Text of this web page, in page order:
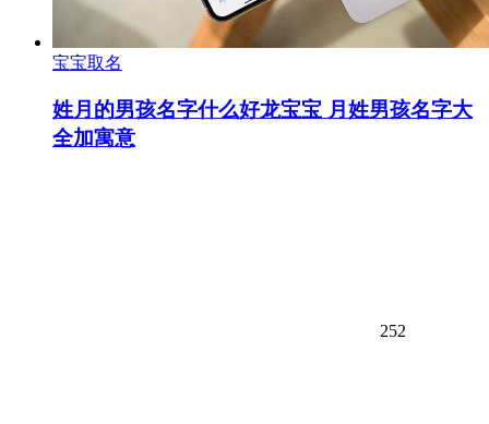
宝宝取名
姓月的男孩名字什么好龙宝宝 月姓男孩名字大
全加寓意
252